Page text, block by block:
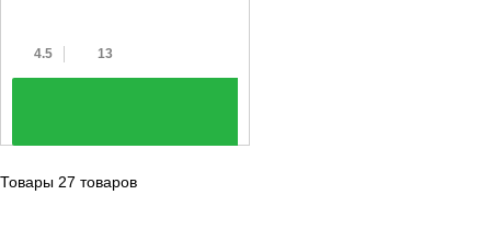
4.5 13
Товары 27 товаров